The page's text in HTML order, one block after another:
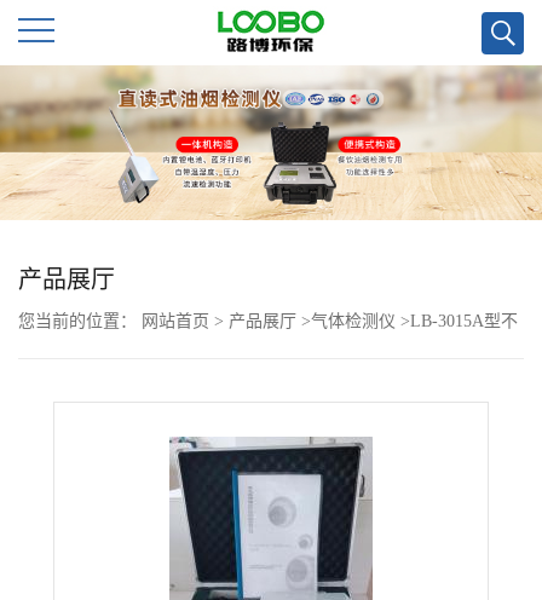
公
司
首
页
公
产品展厅
您当前的位置： 网站首页 > 产品展厅 >气体检测仪 >LB-3015A型不